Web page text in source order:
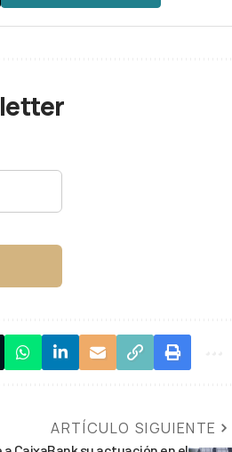
ARTÍCULO SIGUIENTE